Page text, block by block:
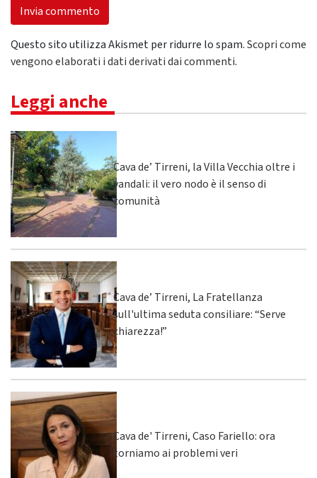
Questo sito utilizza Akismet per ridurre lo spam.Scopri come
vengono elaborati i dati derivati dai commenti.
Leggi anche
Cava de’ Tirreni, la Villa Vecchia oltre i
vandali: il vero nodo è il senso di
comunità
Cava de’ Tirreni, La Fratellanza
sull'ultima seduta consiliare: “Serve
chiarezza!”
Cava de' Tirreni, Caso Fariello: ora
torniamo ai problemi veri